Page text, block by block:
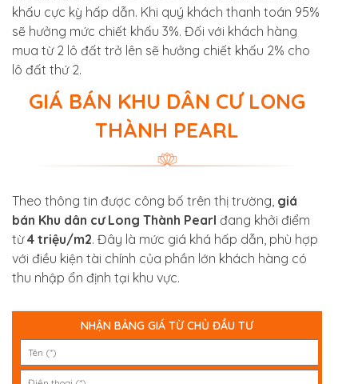
khấu cực kỳ hấp dẫn. Khi quý khách thanh toán 95%
sẽ hưởng mức chiết khấu 3%. Đối với khách hàng
mua từ 2 lô đất trở lên sẽ hưởng chiết khấu 2% cho
lô đất thứ 2.
GIÁ BÁN KHU DÂN CƯLONG
THÀNH PEARL
Theo thông tin được công bố trên thị trường, giá
bán Khu dân cư Long Thành Pearl đang khởi điểm
từ4 triệu/m2. Đây là mức giá khá hấp dẫn, phù hợp
với điều kiện tài chính của phần lớn khách hàng có
thu nhập ổn định tại khu vực.
NHẬN BẢNG GIÁ TỪ CHỦ ĐẦU TƯ